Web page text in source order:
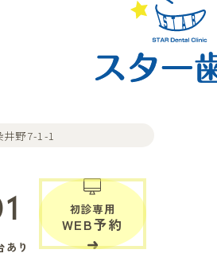
野7-1-1
あり
初診専用
WEB予約